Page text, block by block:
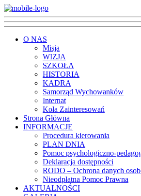
O NAS
Misja
WIZJA
SZKOŁA
HISTORIA
KADRA
Samorząd Wychowanków
Internat
Koła Zainteresowań
Strona Główna
INFORMACJE
Procedura kierowania
PLAN DNIA
Pomoc psychologiczno-
Deklaracja dostępności
RODO – Ochrona danych
Nieodpłatna Pomoc Prawna
AKTUALNOŚCI